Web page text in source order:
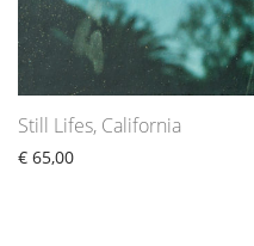
Still Lifes, California
€ 65,00